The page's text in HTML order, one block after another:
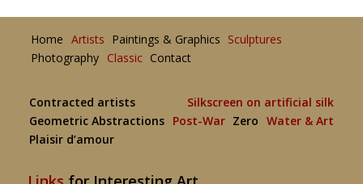
Home Artists Paintings & Graphics Sculptures
Photography Classic Contact
Contracted artists
Silkscreen on artificial silk
Geometric Abstractions
Post-War Zero Water & Art
Plaisir d’amour